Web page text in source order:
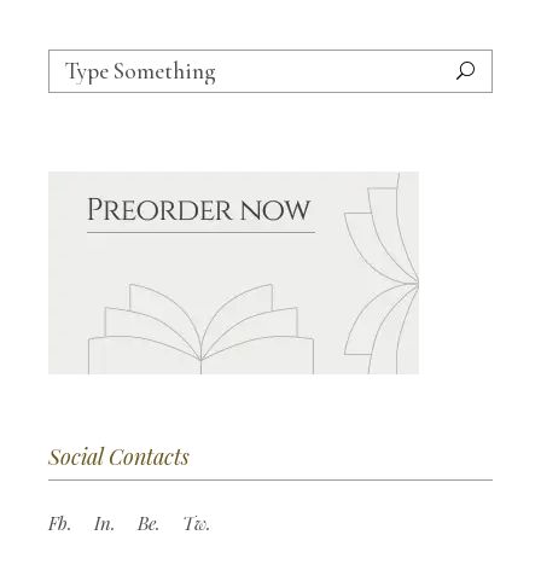
Search
for:
Social Contacts
Fb. In. Be. Tw.